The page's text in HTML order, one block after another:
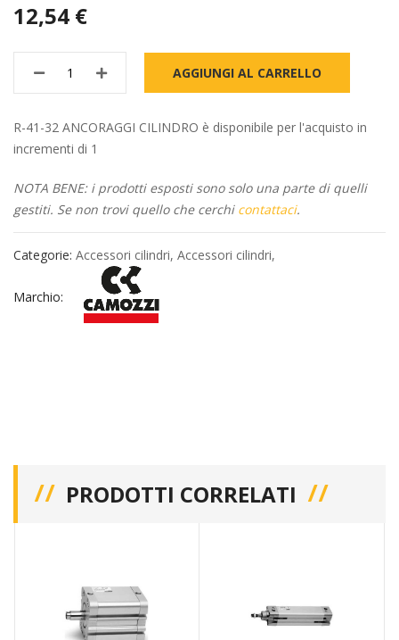
immagini
12,54 €
AGGIUNGI AL CARRELLO
R-41-32 ANCORAGGI CILINDRO è disponibile per l'acquisto in
incrementi di 1
NOTA BENE: i prodotti esposti sono solo una parte di quelli
gestiti. Se non trovi quello che cerchi contattaci.
Categorie: Accessori cilindri, Accessori cilindri,
Marchio:
PRODOTTI CORRELATI